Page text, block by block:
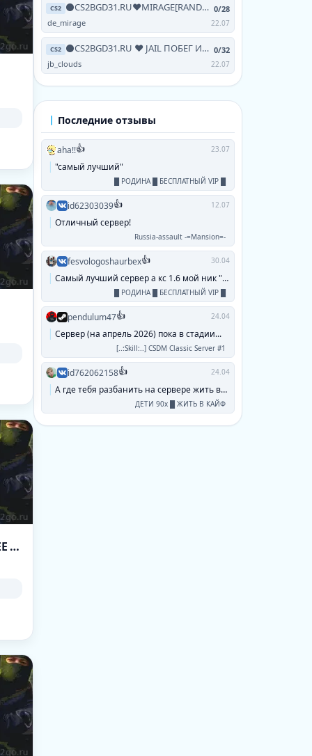
[ZM] Зомби Мясорубка [ОБНОВА 26.07] [FREE VIP]
CS2 ⚫CS2BGD31.RU❤MIRAGE[RANDOM CHEATS+!VIPTEST,!SKINS] 0/28
de_mirage
22.07
CS2 ⚫CS2BGD31.RU ❤ JAIL ПОБЕГ ИЗ АДА [FREE HOOK|GRAB| 0/32
jb_clouds
22.07
Последние отзывы
aha!!👍 23.07
"самый лучший"
█ РОДИНА █ БЕСПЛАТНЫЙ VIP █
id62303039👍 12.07
Отличный сервер!
Russia-assault -=Mansion=-
fesvologoshaurbex👍 30.04
Самый лучший сервер а кс 1.6 мой ник "паук...
█ РОДИНА █ БЕСПЛАТНЫЙ VIP █
pendulum47👍 24.04
Сервер (на апрель 2026) пока в стадии...
[..:Skill:..] CSDM Classic Server #1
id762062158👍 24.04
А где тебя разбанить на сервере жить в кайф...
ДЕТИ 90х █ ЖИТЬ В КАЙФ